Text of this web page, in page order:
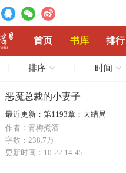
首页 书库 排行
排序 时间
恶魔总裁的小妻子
最近更新： 第1193章：大结局
作者： 青梅煮酒
字数： 238.7万
更新时间： 10-22 14:45